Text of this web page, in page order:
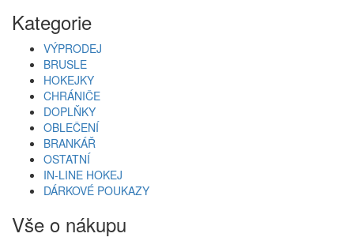
Kategorie
VÝPRODEJ
BRUSLE
HOKEJKY
CHRÁNIČE
DOPLŇKY
OBLEČENÍ
BRANKÁŘ
OSTATNÍ
IN-LINE HOKEJ
DÁRKOVÉ POUKAZY
Vše o nákupu